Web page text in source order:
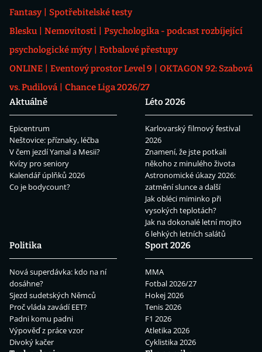
Fantasy
Spotřebitelské testy
Blesku
Nemovitosti
Psychologika - podcast rozbíjející
psychologické mýty
Fotbalové přestupy
ONLINE
Eventový prostor Level 9
OKTAGON 92: Szabová
vs. Pudilová
Chance Liga 2026/27
Aktuálně
Epicentrum
Neštovice: příznaky, léčba
V čem jezdí Yamal a Mesii?
Kvízy pro seniory
Kalendář úplňků 2026
Co je bodycount?
Léto 2026
Karlovarský filmový festival
2026
Znamení, že jste potkali
někoho z minulého života
Astronomické úkazy 2026:
zatmění slunce a další
Jak obléci miminko při
vysokých teplotách?
Jak na dokonalé letní mojito
6 lehkých letních salátů
Politika
Nová superdávka: kdo na ní
dosáhne?
Sjezd sudetských Němců
Proč vláda zavádí EET?
Padni komu padni
Výpověď z práce vzor
Divoký kačer
Sport 2026
MMA
Fotbal 2026/27
Hokej 2026
Tenis 2026
F1 2026
Atletika 2026
Cyklistika 2026